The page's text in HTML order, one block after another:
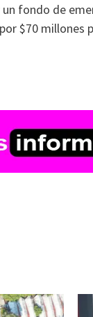
fondo de
$70 millones